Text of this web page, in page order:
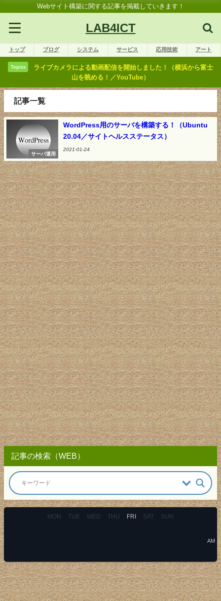
Webサイト構築に関する記事を掲載していきます！
LAB4ICT
トップ ブログ システム サービス 応用技術 アート
Topics
ライブカメラによる動画配信を開始しました！（横浜から富士
山を眺める！／YouTube）
記事一覧
サーバ運用
WordPress用のサーバを構築する！（Ubuntu
20.04／サイトヘルスステータス）
2021-01-24
記事の検索（WEB）
MON TUE WED THU FRI SAT SUN
AM